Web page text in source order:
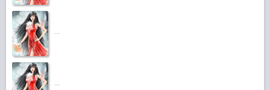
...
...